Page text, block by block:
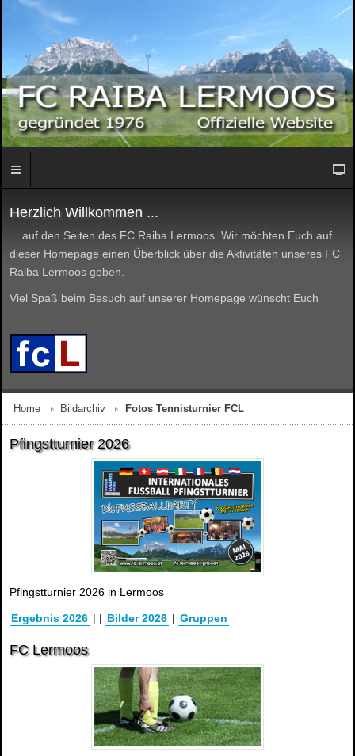
Herzlich Willkommen ...
... auf den Seiten des FC Raiba Lermoos. Wir möchten Euch auf
dieser Homepage einen Überblick über die Aktivitäten unseres FC
Raiba Lermoos geben.
Viel Spaß beim Besuch auf unserer Homepage wünscht Euch
Home Bildarchiv Fotos Tennisturnier FCL
Pfingstturnier 2026
Pfingstturnier 2026 in Lermoos
Ergebnis 2026 | | Bilder 2026 | Gruppen
FC Lermoos